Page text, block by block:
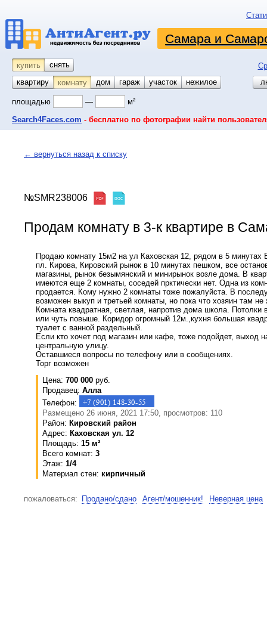
Самара и
купить снять
квартиру
комнату койко-место
дом гараж участок нежилое
площадью — м²
Search4Faces.com - бесплатно по фотографии найти
← вернуться назад к списку
№SMR238006
Продам комнату в 3-к квартире в
Продаю комнату 15м2 на ул Каховская 12, рядом в 5 минутах
пл. Кирова, Кировский рынок в 10 минутах пешком, все
магазины, рынок безымянский и минирынок возле дома. В
имеются еще 2 комнаты, соседей прктически нет. Одна из
продается. Кому нужно 2 комнаты тоже пожалуйста. В
возможен выкуп и третьей комнаты, но пока что хозяин там не
Комната квадратная, светлая, напротив дома школа. Потолки
или чуть повыше. Коридор огромный 12м.,кухня большая
туалет с ванной раздельный.
Если кто хочет под магазин или кафе, тоже подойдет, выход
центральную улицу.
Оставшиеся вопросы по телефону или в сообщениях.
Торг возможен
Цена: 700 000 руб.
Продавец: Алла
Телефон:
Размещено 26 июня, 2021 17:50, просмотров: 110
Район: Кировский район
Адрес: Каховская ул. 12
Площадь: 15 м²
Всего комнат: 3
Этаж: 1/4
Материал стен: кирпичный
пожаловаться: Продано/сдано Агент/мошенник! Неверная цена